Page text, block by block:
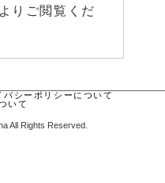
よりご閲覧くだ
バシーポリシーについて
いて
All Rights Reserved.